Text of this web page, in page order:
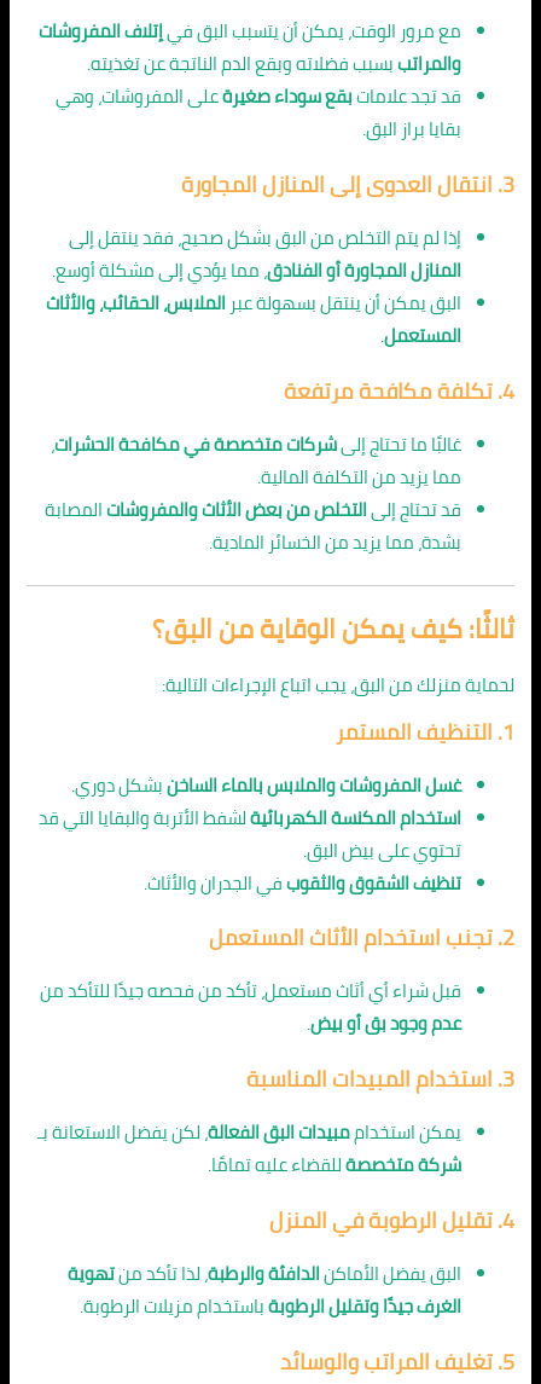
مع مرور الوقت، يمكن أن يتسبب البق فيإتلاف المفروشات
والمراتببسبب فضلاته وبقع الدم الناتجة عن تغذيته.
قد تجد علاماتبقع سوداء صغيرةعلى المفروشات، وهي
بقايا براز البق.
3. انتقال العدوى إلى المنازل المجاورة
إذا لم يتم التخلص من البق بشكل صحيح، فقد ينتقل إلى
المنازل المجاورة أو الفنادق، مما يؤدي إلى مشكلة أوسع.
البق يمكن أن ينتقل بسهولة عبر الملابس، الحقائب، والأثاث
المستعمل.
4. تكلفة مكافحة مرتفعة
غالبًا ما تحتاج إلىشركات متخصصة في مكافحة الحشرات،
مما يزيد من التكلفة المالية.
قد تحتاج إلىالتخلص من بعض الأثاث والمفروشاتالمصابة
بشدة، مما يزيد من الخسائر المادية.
ثالثًا: كيف يمكن الوقاية من البق؟
لحماية منزلك من البق، يجب اتباع الإجراءات التالية:
1. التنظيف المستمر
غسل المفروشات والملابس بالماء الساخنبشكل دوري.
استخدام المكنسة الكهربائيةلشفط الأتربة والبقايا التي قد
تحتوي على بيض البق.
تنظيف الشقوق والثقوبفي الجدران والأثاث.
2. تجنب استخدام الأثاث المستعمل
قبل شراء أي أثاث مستعمل، تأكد من فحصه جيدًا للتأكد من
عدم وجود بق أو بيض.
3. استخدام المبيدات المناسبة
يمكن استخداممبيدات البق الفعالة، لكن يفضل الاستعانة بـ
شركة متخصصةللقضاء عليه تمامًا.
4. تقليل الرطوبة في المنزل
البق يفضل الأماكنالدافئة والرطبة، لذا تأكد منتهوية
الغرف جيدًا وتقليل الرطوبةباستخدام مزيلات الرطوبة.
5. تغليف المراتب والوسائد